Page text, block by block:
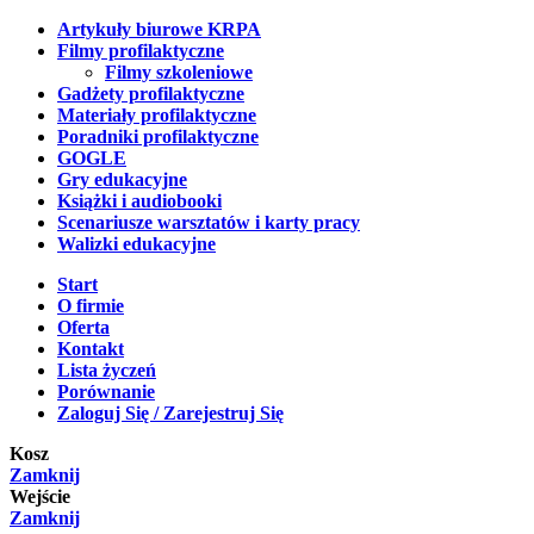
Artykuły biurowe KRPA
Filmy profilaktyczne
Filmy szkoleniowe
Gadżety profilaktyczne
Materiały profilaktyczne
Poradniki profilaktyczne
GOGLE
Gry edukacyjne
Książki i audiobooki
Scenariusze warsztatów i karty pracy
Walizki edukacyjne
Start
O firmie
Oferta
Kontakt
Lista życzeń
Porównanie
Zaloguj Się / Zarejestruj Się
Kosz
Zamknij
Wejście
Zamknij